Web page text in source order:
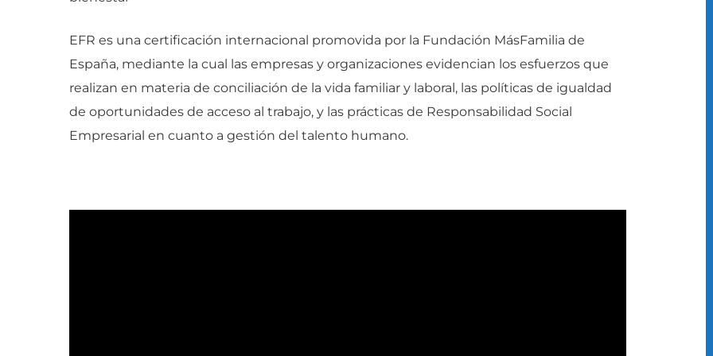
EFR es una certificación internacional promovida por la Fundación MásFamilia de
España, mediante la cual las empresas y organizaciones evidencian los esfuerzos que
realizan en materia de conciliación de la vida familiar y laboral, las políticas de igualdad
de oportunidades de acceso al trabajo, y las prácticas de Responsabilidad Social
Empresarial en cuanto a gestión del talento humano.